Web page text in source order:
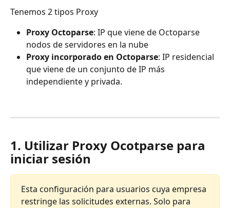
Tenemos 2 tipos Proxy
Proxy Octoparse: IP que viene de Octoparse
nodos de servidores en la nube
Proxy incorporado en Octoparse: IP residencial
que viene de un conjunto de IP más
independiente y privada.
1. Utilizar Proxy Ocotparse para
iniciar sesión
Esta configuración para usuarios cuya empresa
restringe las solicitudes externas. Solo para